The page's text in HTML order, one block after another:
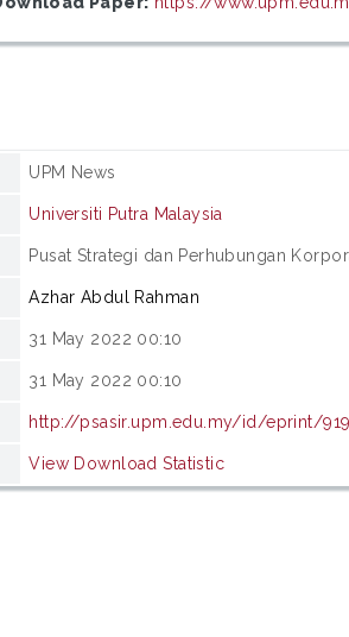
UPM News
Universiti Putra Malaysia
Pusat Strategi dan Perhubungan
Azhar Abdul Rahman
31 May 2022 00:10
31 May 2022 00:10
http://psasir.upm.edu.my/id/eprint/
View Download Statistic